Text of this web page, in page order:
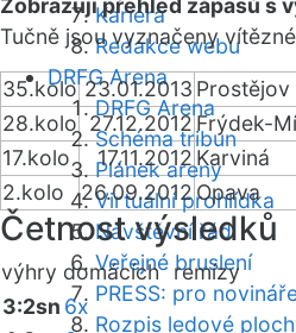
Kariéra
Redakce webu
DRFG Arena
DRFG Arena
Schéma tribun
Plánek areny
Virtuální prohlídka
Návštěvní řád
Veřejné bruslení
PRESS: pro
Rozpis ledové
Zobrazuji přehled zápasů s
Tučně jsou vyznačeny
35.kolo 23.01.2013 Prostějov
28.kolo 27.12.2012 Frýdek-
17.kolo
17.11.2012 Karviná
2.kolo
26.09.2012Opava
Četnost výsledků
výhry domácích remízy
3:2sn 6x